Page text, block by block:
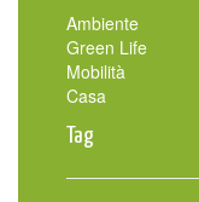
Ambiente
Green Life
Mobilità
Casa
Tag